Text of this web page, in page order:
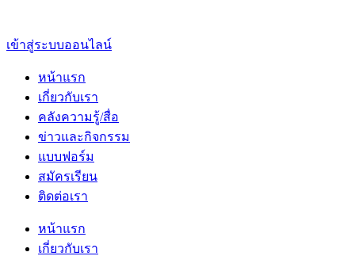
เข้าสู่ระบบออนไลน์
หน้าแรก
เกี่ยวกับเรา
คลังความรู้/สื่อ
ข่าวและกิจกรรม
แบบฟอร์ม
สมัครเรียน
ติดต่อเรา
หน้าแรก
เกี่ยวกับเรา